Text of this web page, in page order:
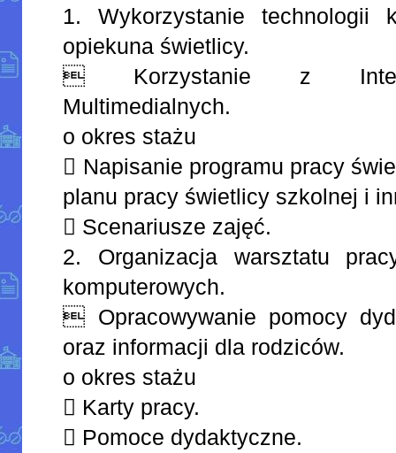
1. Wykorzystanie technologii
opiekuna świetlicy.
 Korzystanie z
Multimedialnych.
o okres stażu
 Napisanie programu pracy
planu pracy świetlicy szkolnej i
 Scenariusze zajęć.
2. Organizacja warsztatu
komputerowych.
 Opracowywanie pomocy
oraz informacji dla rodziców.
o okres stażu
 Karty pracy.
 Pomoce dydaktyczne.